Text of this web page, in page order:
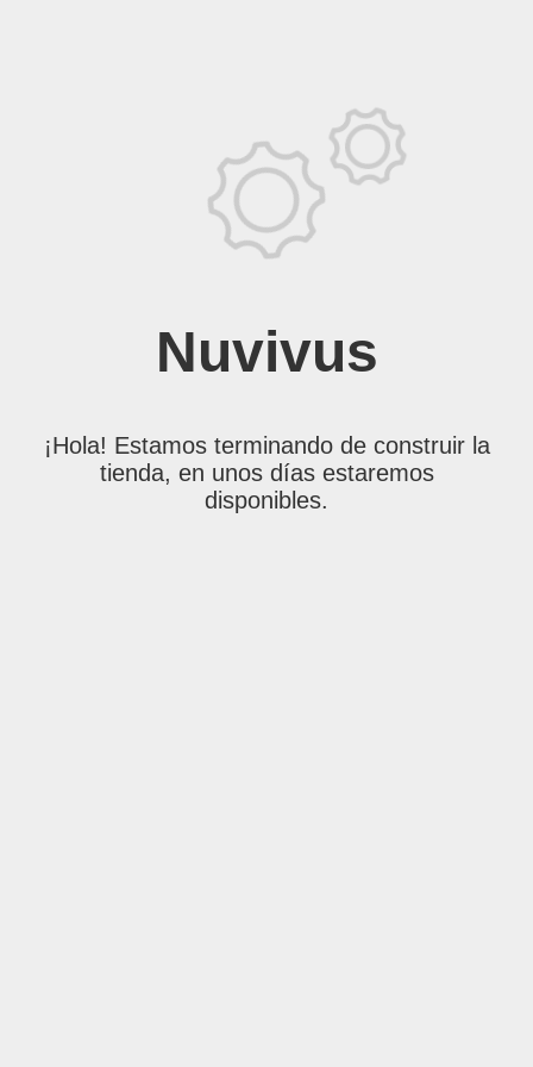
Nuvivus
¡Hola! Estamos terminando de construir la
tienda, en unos días estaremos
disponibles.